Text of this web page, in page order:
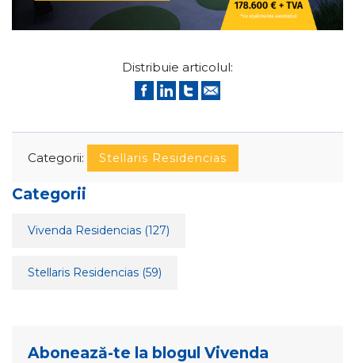
Distribuie articolul:
Categorii: Stellaris Residencias
Categorii
Vivenda Residencias (127)
Stellaris Residencias (59)
Abonează-te la blogul Vivenda